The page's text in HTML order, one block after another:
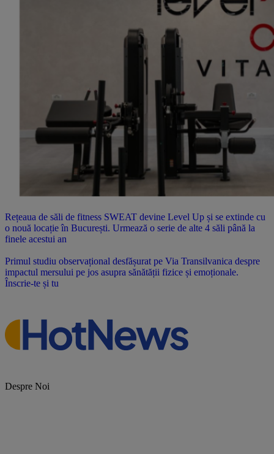
Rețeaua de săli de fitness SWEAT devine Level Up și se extinde cu
o nouă locație în București. Urmează o serie de alte 4 săli până la
finele acestui an
Primul studiu observațional desfășurat pe Via Transilvanica despre
impactul mersului pe jos asupra sănătății fizice și emoționale.
Înscrie-te și tu
Despre Noi